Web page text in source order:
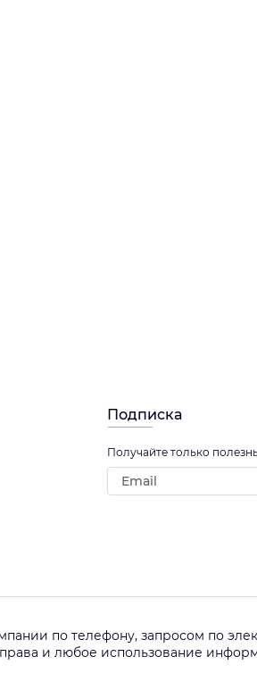
Подписка
Получайте только
по телефону, запросом по
и любое использование